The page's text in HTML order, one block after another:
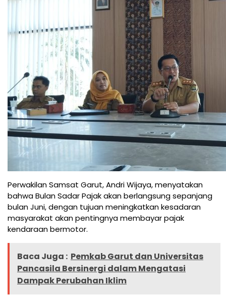
Perwakilan Samsat Garut, Andri Wijaya, menyatakan
bahwa Bulan Sadar Pajak akan berlangsung sepanjang
bulan Juni, dengan tujuan meningkatkan kesadaran
masyarakat akan pentingnya membayar pajak
kendaraan bermotor.
Baca Juga : Pemkab Garut dan Universitas
Pancasila Bersinergi dalam Mengatasi
Dampak Perubahan Iklim